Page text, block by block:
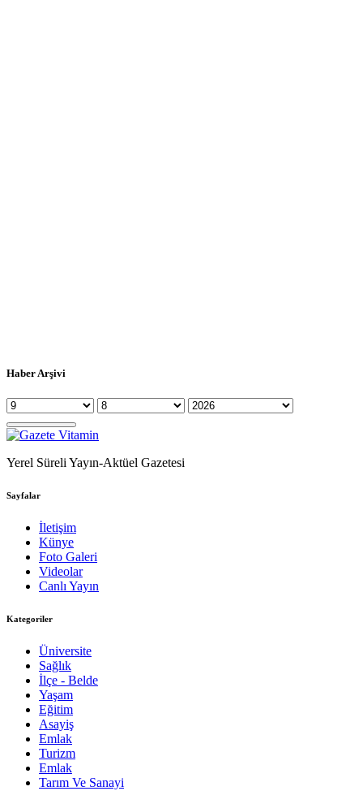
Haber Arşivi
Yerel Süreli Yayın-Aktüel Gazetesi
Sayfalar
İletişim
Künye
Foto Galeri
Videolar
Canlı Yayın
Kategoriler
Üniversite
Sağlık
İlçe - Belde
Yaşam
Eğitim
Asayiş
Emlak
Turizm
Emlak
Tarım Ve Sanayi